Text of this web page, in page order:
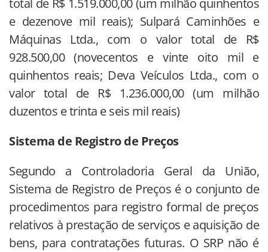
total de R$ 1.519.000,00 (um milhão quinhentos
e dezenove mil reais); Sulpará Caminhões e
Máquinas Ltda., com o valor total de R$
928.500,00 (novecentos e vinte oito mil e
quinhentos reais; Deva Veículos Ltda., com o
valor total de R$ 1.236.000,00 (um milhão
duzentos e trinta e seis mil reais)
Sistema de Registro de Preços
Segundo a Controladoria Geral da União,
Sistema de Registro de Preços é o conjunto de
procedimentos para registro formal de preços
relativos à prestação de serviços e aquisição de
bens, para contratações futuras. O SRP não é